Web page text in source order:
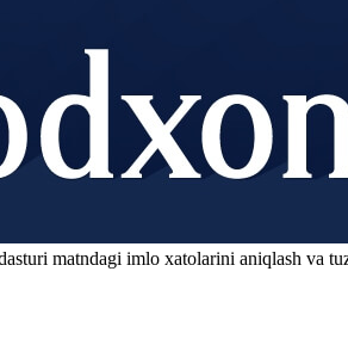
matndagi imlo xatolarini aniqlash va